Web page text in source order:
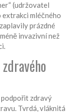
(udržovatel
mléčného
prázdné
invazivní než
podpořit zdravý
Tvrdá, vláknitá